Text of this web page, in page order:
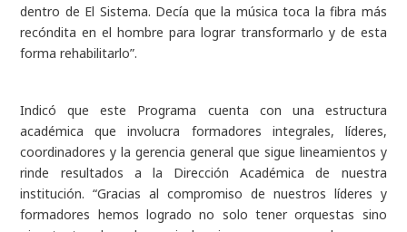
dentro de El Sistema. Decía que la música toca la fibra más
recóndita en el hombre para lograr transformarlo y de esta
forma rehabilitarlo”.
Indicó que este Programa cuenta con una estructura
académica que involucra formadores integrales, líderes,
coordinadores y la gerencia general que sigue lineamientos y
rinde resultados a la Dirección Académica de nuestra
institución. “Gracias al compromiso de nuestros líderes y
formadores hemos logrado no solo tener orquestas sino